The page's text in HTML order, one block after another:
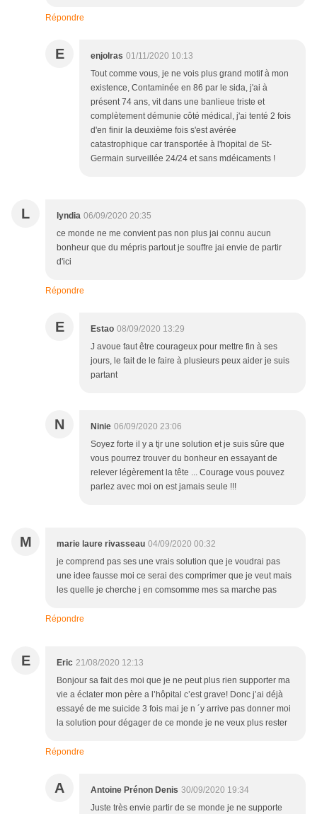
Répondre
E enjolras 01/11/2020 10:13
Tout comme vous, je ne vois plus grand motif à mon
existence, Contaminée en 86 par le sida, j'ai à
présent 74 ans, vit dans une banlieue triste et
complètement démunie côté médical, j'ai tenté 2 fois
d'en finir la deuxième fois s'est avérée
catastrophique car transportée à l'hopital de St-
Germain surveillée 24/24 et sans mdéicaments !
L lyndia 06/09/2020 20:35
ce monde ne me convient pas non plus jai connu aucun
bonheur que du mépris partout je souffre jai envie de partir
d'ici
Répondre
E Estao 08/09/2020 13:29
J avoue faut être courageux pour mettre fin à ses
jours, le fait de le faire à plusieurs peux aider je suis
partant
N Ninie 06/09/2020 23:06
Soyez forte il y a tjr une solution et je suis sûre que
vous pourrez trouver du bonheur en essayant de
relever légèrement la tête ... Courage vous pouvez
parlez avec moi on est jamais seule !!!
M marie laure rivasseau 04/09/2020 00:32
je comprend pas ses une vrais solution que je voudrai pas
une idee fausse moi ce serai des comprimer que je veut mais
les quelle je cherche j en comsomme mes sa marche pas
Répondre
E Eric 21/08/2020 12:13
Bonjour sa fait des moi que je ne peut plus rien supporter ma
vie a éclater mon père a l’hôpital c’est grave! Donc j’ai déjà
essayé de me suicide 3 fois mai je n ´y arrive pas donner moi
la solution pour dégager de ce monde je ne veux plus rester
Répondre
A Antoine Prénon Denis 30/09/2020 19:34
Juste très envie partir de se monde je ne supporte